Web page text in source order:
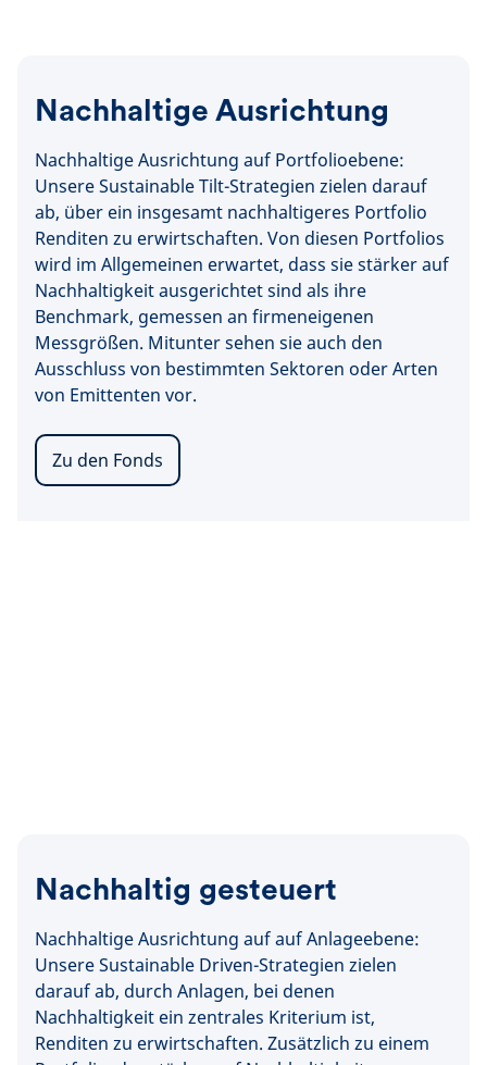
Nachhaltige Ausrichtung
Nachhaltige Ausrichtung auf Portfolioebene:
Unsere Sustainable Tilt-Strategien zielen darauf
ab, über ein insgesamt nachhaltigeres Portfolio
Renditen zu erwirtschaften. Von diesen Portfolios
wird im Allgemeinen erwartet, dass sie stärker auf
Nachhaltigkeit ausgerichtet sind als ihre
Benchmark, gemessen an firmeneigenen
Messgrößen. Mitunter sehen sie auch den
Ausschluss von bestimmten Sektoren oder Arten
von Emittenten vor.
Zu den Fonds
Nachhaltig gesteuert
Nachhaltige Ausrichtung auf auf Anlageebene:
Unsere Sustainable Driven-Strategien zielen
darauf ab, durch Anlagen, bei denen
Nachhaltigkeit ein zentrales Kriterium ist,
Renditen zu erwirtschaften. Zusätzlich zu einem